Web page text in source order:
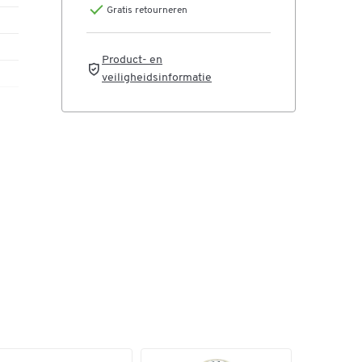
Gratis retourneren
Product- en
veiligheidsinformatie